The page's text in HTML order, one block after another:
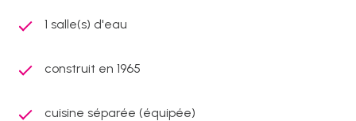
1 salle(s) d'eau
construit en 1965
cuisine séparée (équipée)